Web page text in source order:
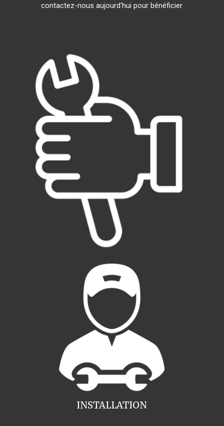
contactez-nous aujourd'hui pour bénéficier
INSTALLATION